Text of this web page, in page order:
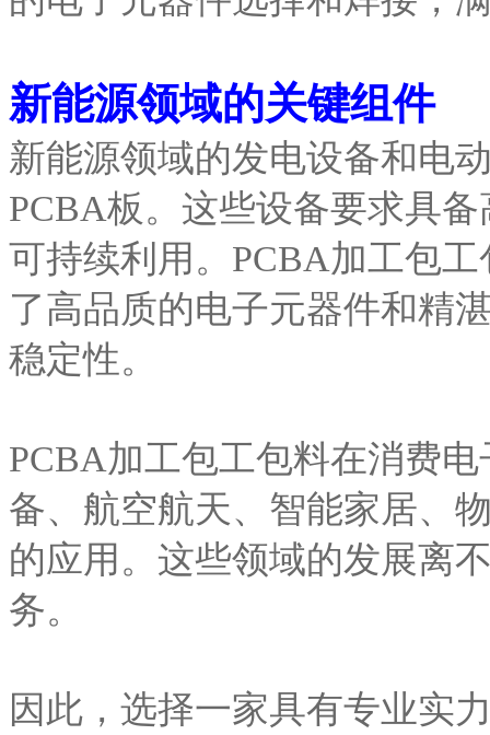
新能源领域的关键组件
新能源领域的发电设备和电
PCBA板。这些设备要求具
可持续利用。PCBA加工包
了高品质的电子元器件和精
稳定性。
PCBA加工包工包料在消费
备、航空航天、智能家居、
的应用。这些领域的发展离
务。
因此，选择一家具有专业实